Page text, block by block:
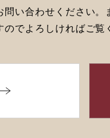
い合わせください
でよろしければご覧